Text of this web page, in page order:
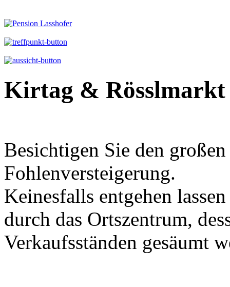
Kirtag & Rösslmarkt
Besichtigen Sie den
Fohlenversteigerung.
Keinesfalls entgehen
durch das Ortszentrum,
Verkaufsständen gesäumt